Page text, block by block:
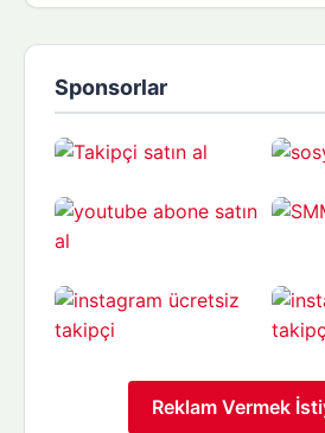
Sponsorlar
Reklam Vermek